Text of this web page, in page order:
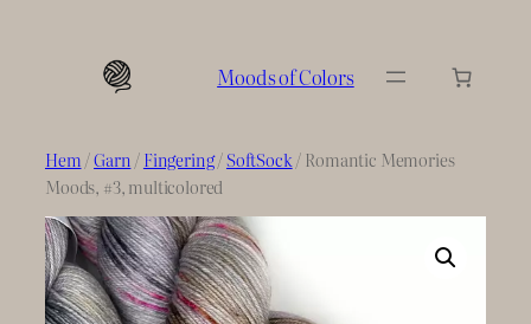
Moods of Colors
Hem/Garn /Fingering/SoftSock/ Romantic Memories
Moods, #3, multicolored